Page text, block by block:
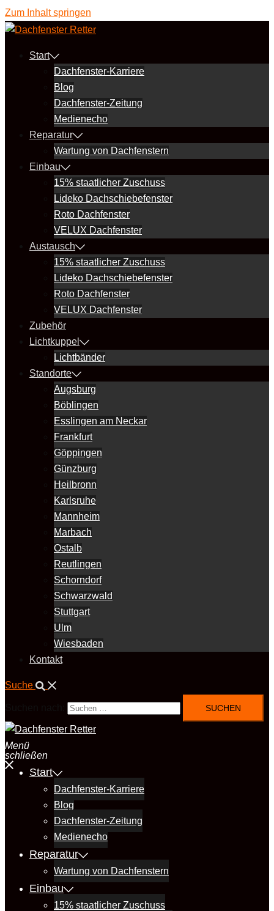
Zum Inhalt springen
Start
Dachfenster-Karriere
Blog
Dachfenster-Zeitung
Medienecho
Reparatur
Wartung von Dachfenstern
Einbau
15% staatlicher Zuschuss
Lideko Dachschiebefenster
Roto Dachfenster
VELUX Dachfenster
Austausch
15% staatlicher Zuschuss
Lideko Dachschiebefenster
Roto Dachfenster
VELUX Dachfenster
Zubehör
Lichtkuppel
Lichtbänder
Standorte
Augsburg
Böblingen
Esslingen am Neckar
Frankfurt
Göppingen
Günzburg
Heilbronn
Karlsruhe
Mannheim
Marbach
Ostalb
Reutlingen
Schorndorf
Schwarzwald
Stuttgart
Ulm
Wiesbaden
Kontakt
Suche
Menü
schließen
Start
Dachfenster-Karriere
Blog
Dachfenster-Zeitung
Medienecho
Reparatur
Wartung von Dachfenstern
Einbau
15% staatlicher Zuschuss